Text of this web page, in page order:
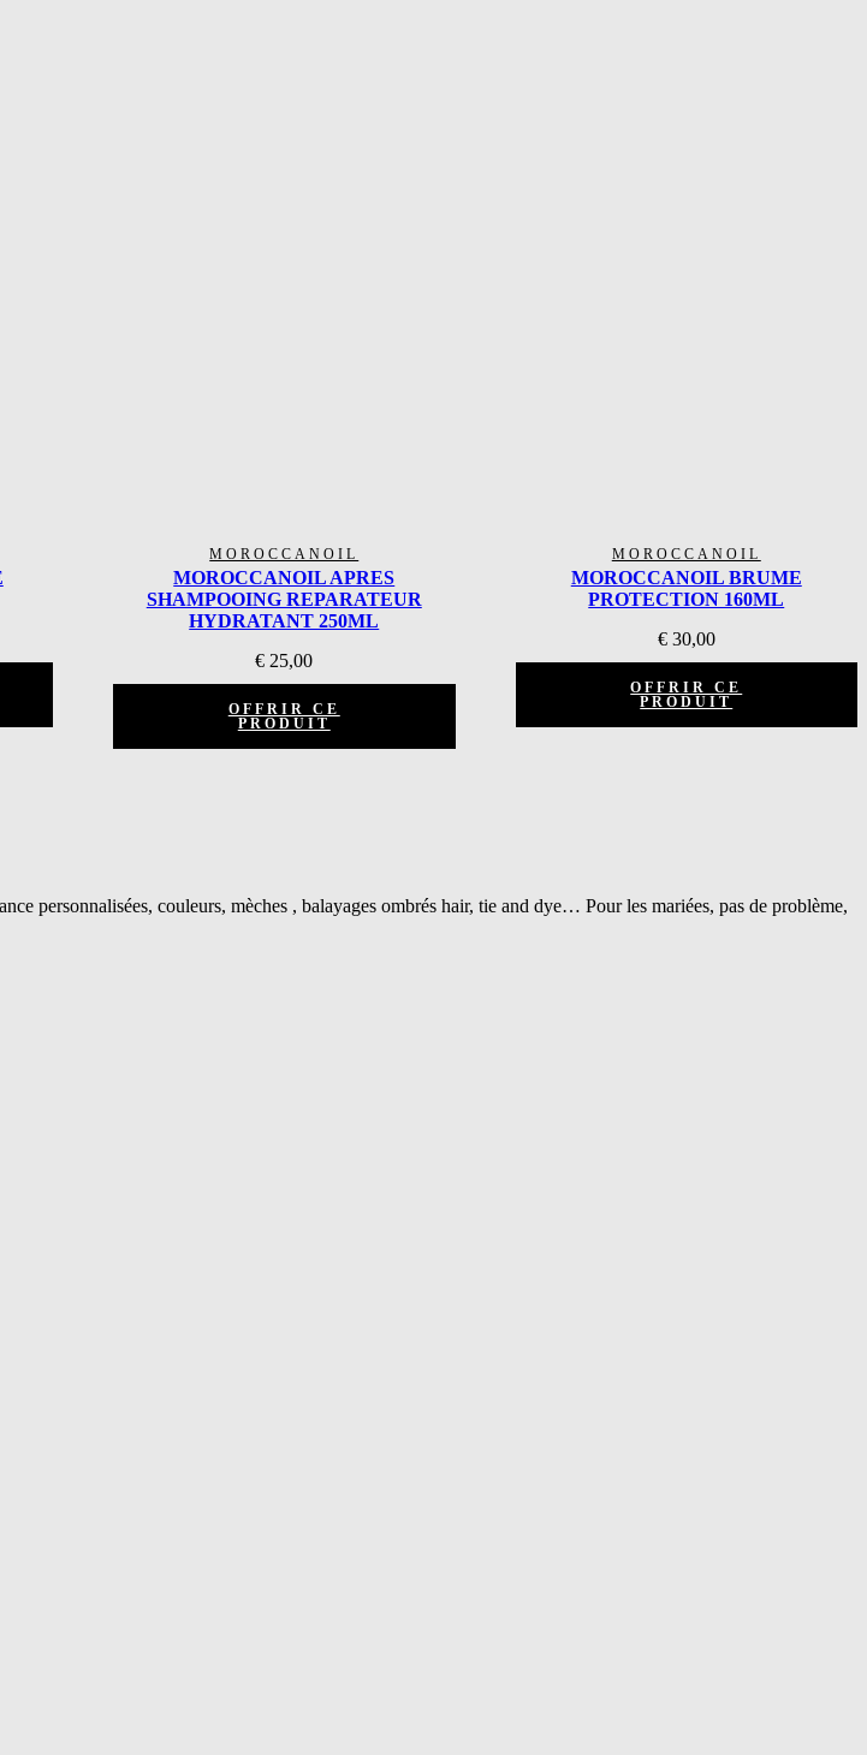
MOROCCANOIL
MOROCCANOIL APRES
SHAMPOOING REPARATEUR
HYDRATANT 250ML
€ 25,00
OFFRIR CE
PRODUIT
MOROCCANOIL
MOROCCANOIL BRUME
PROTECTION 160ML
€30,00
OFFRIR CE
PRODUIT
personnalisées, couleurs, mèches , balayages ombrés hair, tie and dye… Pour les mariées, pas de problème,